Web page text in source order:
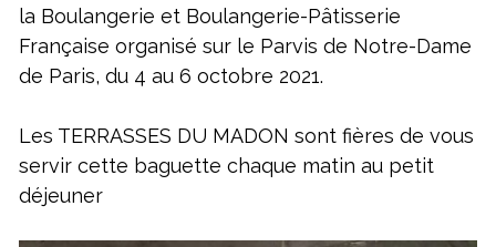
la Boulangerie et Boulangerie-Pâtisserie
Française organisé sur le Parvis de Notre-Dame
de Paris, du 4 au 6 octobre 2021.
Les TERRASSES DU MADON sont fières de vous
servir cette baguette chaque matin au petit
déjeuner